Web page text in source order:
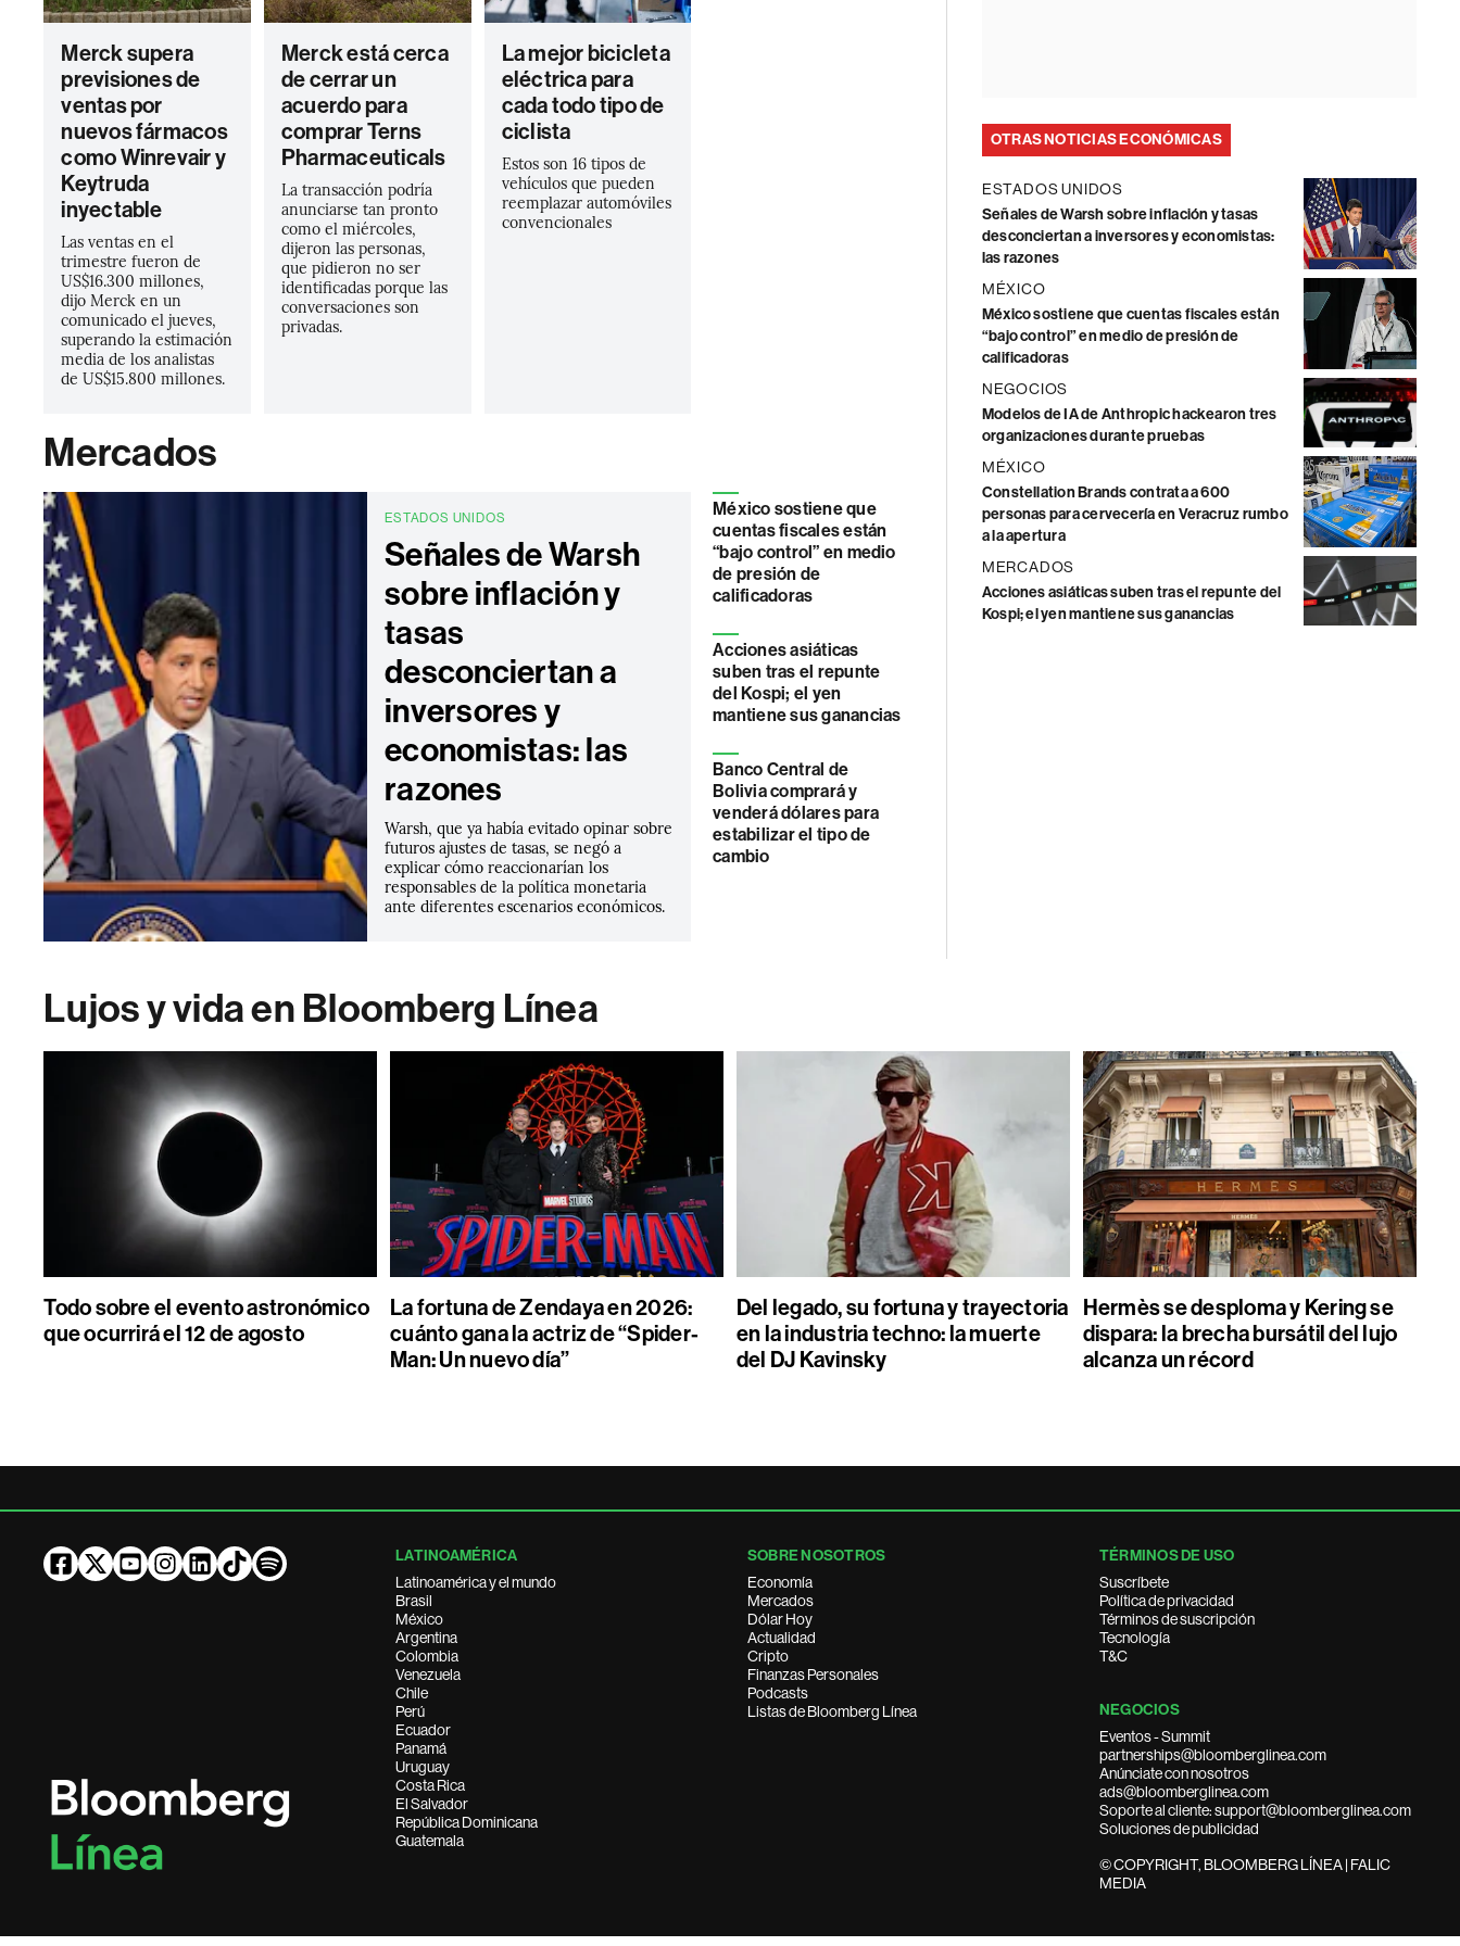
Merck supera
previsiones de
ventas por
nuevos fármacos
como Winrevair y
Keytruda
inyectable
Las ventas en el
trimestre fueron de
US$16.300 millones,
dijo Merck en un
comunicado el jueves,
superando la estimación
media de los analistas
de US$15.800 millones.
Merck está cerca
de cerrar un
acuerdo para
comprar Terns
Pharmaceuticals
La transacción podría
anunciarse tan pronto
como el miércoles,
dijeron las personas,
que pidieron no ser
identificadas porque las
conversaciones son
privadas.
La mejor bicicleta
eléctrica para
cada todo tipo de
ciclista
Estos son 16 tipos de
vehículos que pueden
reemplazar automóviles
convencionales
Mercados
ESTADOS UNIDOS
Señales de Warsh
sobre inflación y
tasas
desconciertan a
inversores y
economistas: las
razones
Warsh, que ya había evitado opinar sobre
futuros ajustes de tasas, se negó a
explicar cómo reaccionarían los
responsables de la política monetaria
ante diferentes escenarios económicos.
México sostiene que
cuentas fiscales están
“bajo control” en medio
de presión de
calificadoras
Acciones asiáticas
suben tras el repunte
del Kospi; el yen
mantiene sus ganancias
Banco Central de
Bolivia comprará y
venderá dólares para
estabilizar el tipo de
cambio
OTRAS NOTICIAS ECONÓMICAS
ESTADOS UNIDOS
Señales de Warsh sobre inflación y tasas
desconciertan a inversores y economistas:
las razones
MÉXICO
México sostiene que cuentas fiscales están
“bajo control” en medio de presión de
calificadoras
NEGOCIOS
Modelos de IA de Anthropic hackearon tres
organizaciones durante pruebas
MÉXICO
Constellation Brands contrata a 600
personas para cervecería en Veracruz rumbo
a la apertura
MERCADOS
Acciones asiáticas suben tras el repunte del
Kospi; el yen mantiene sus ganancias
Lujos y vida en Bloomberg Línea
Todo sobre el evento astronómico
que ocurrirá el 12 de agosto
La fortuna de Zendaya en 2026:
cuánto gana la actriz de “Spider-
Man: Un nuevo día”
Del legado, su fortuna y trayectoria
en la industria techno: la muerte
del DJ Kavinsky
Hermès se desploma y Kering se
dispara: la brecha bursátil del lujo
alcanza un récord
LATINOAMÉRICA
Latinoamérica y el mundo
Brasil
México
Argentina
Colombia
Venezuela
Chile
Perú
Ecuador
Panamá
Uruguay
Costa Rica
El Salvador
República Dominicana
Guatemala
SOBRE NOSOTROS
Economía
Mercados
Dólar Hoy
Actualidad
Cripto
Finanzas Personales
Podcasts
Listas de Bloomberg Línea
TÉRMINOS DE USO
Suscríbete
Política de privacidad
Términos de suscripción
Tecnología
T&C
NEGOCIOS
Eventos - Summit
partnerships@bloomberglinea.com
Anúnciate con nosotros
ads@bloomberglinea.com
Soporte al cliente: support@bloomberglinea.com
Soluciones de publicidad
© COPYRIGHT, BLOOMBERG LÍNEA | FALIC
MEDIA